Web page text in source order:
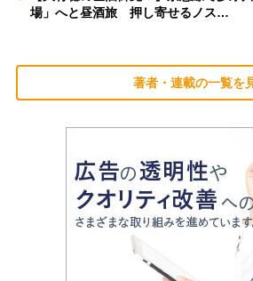
場」へと昼酒旅 押し寄せるノス…
著者・連載の一覧を